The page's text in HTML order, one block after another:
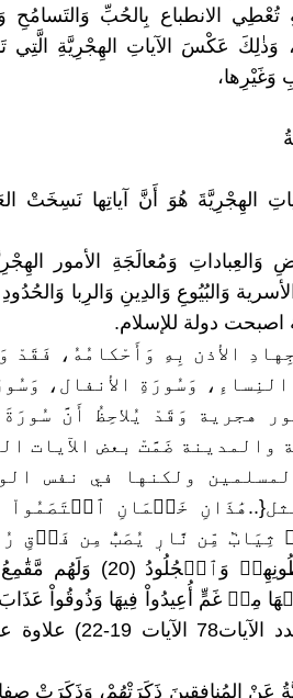
تُعْطِي الانطباع بِالحُبِّ وَالتَسامُحِ
وَذٰلِكَ عَكْسَ الآياتِ الهِجْرِيَّةِ
وَغَيْرِها،
الهِجْرِيَّةَ هُوَ أَنَّ آياتِها نَسِخَتْ
وَالعِباداتِ وَمُعالَجَةِ الأمور
وَالبُيُوعِ وَالدِينِ وَالرِبا
اصبحت دولة للإسلام.
الأذن بِهِ وَأَحْكامُهُ، فَقَدْ
وَسُورَةِ الأنفال،
هجرية وَقَدْ يُلاحِظُ أَنَّ
والمدينة ضَمَّتْ بعض الآيات
ولكنها في نفس
مثل{..هَٰذَانِ خَصۡمَانِ
سورة الحج هجرية عدد
عَنْ المُنافِقِينَ ذَكَرَتْهُمْ، وَذَكَرَتْ